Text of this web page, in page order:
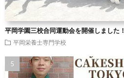
平岡学園三校合同運動会を開催しました！
平岡栄養士専門学校